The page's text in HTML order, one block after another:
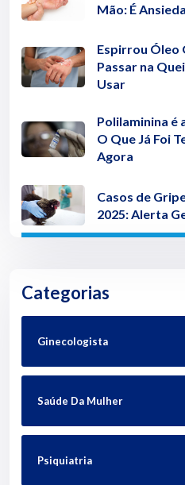
Mão: É
Espirrou Óleo
Passar na
Usar
Polilaminina é
O Que Já Foi
Agora
Casos de
2025: Alerta
Categorias
Ginecologista
Saúde Da Mulher
Psiquiatria